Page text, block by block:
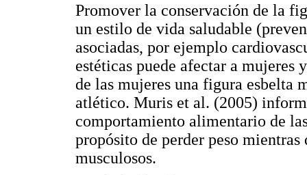
Promover la conservación de la
un estilo de vida saludable
asociadas, por ejemplo
estéticas puede afectar a mujeres
de las mujeres una figura esbelta
atlético. Muris et al. (2005)
comportamiento alimentario de
propósito de perder peso
musculosos.